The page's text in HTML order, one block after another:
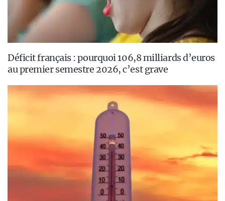
Déficit français : pourquoi 106,8 milliards d’euros
au premier semestre 2026, c’est grave